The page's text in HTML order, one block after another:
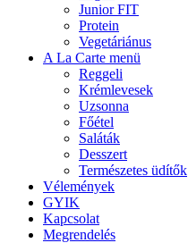
Junior FIT
Protein
Vegetáriánus
A La Carte menü
Reggeli
Krémlevesek
Uzsonna
Főétel
Saláták
Desszert
Természetes üdítők
Vélemények
GYIK
Kapcsolat
Megrendelés